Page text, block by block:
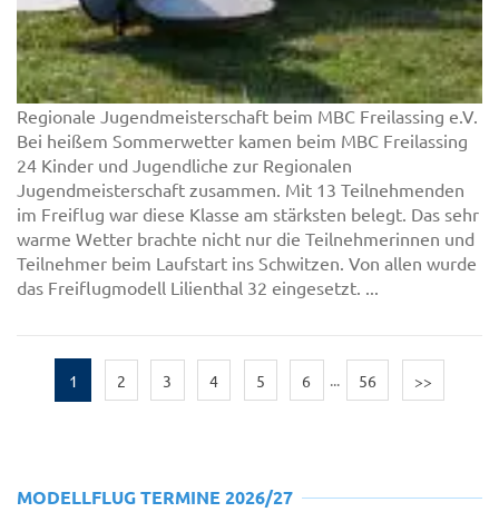
Regionale Jugendmeisterschaft beim MBC Freilassing e.V.
Bei heißem Sommerwetter kamen beim MBC Freilassing
24 Kinder und Jugendliche zur Regionalen
Jugendmeisterschaft zusammen. Mit 13 Teilnehmenden
im Freiflug war diese Klasse am stärksten belegt. Das sehr
warme Wetter brachte nicht nur die Teilnehmerinnen und
Teilnehmer beim Laufstart ins Schwitzen. Von allen wurde
das Freiflugmodell Lilienthal 32 eingesetzt. ...
1 2 3 4 5 6 ... 56 >>
MODELLFLUG TERMINE 2026/27